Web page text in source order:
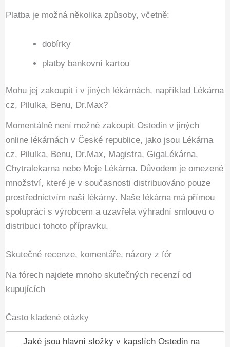
Platba je možná několika způsoby, včetně:
dobírky
platby bankovní kartou
Mohu jej zakoupit i v jiných lékárnách, například Lékárna
cz, Pilulka, Benu, Dr.Max?
Momentálně není možné zakoupit Ostedin v jiných
online lékárnách v České republice, jako jsou Lékárna
cz, Pilulka, Benu, Dr.Max, Magistra, GigaLékárna,
Chytralekarna nebo Moje Lékárna. Důvodem je omezené
množství, které je v současnosti distribuováno pouze
prostřednictvím naší lékárny. Naše lékárna má přímou
spolupráci s výrobcem a uzavřela výhradní smlouvu o
distribuci tohoto přípravku.
Skutečné recenze, komentáře, názory z fór
Na fórech najdete mnoho skutečných recenzí od
kupujících
Často kladené otázky
Jaké jsou hlavní složky v kapslích Ostedin na